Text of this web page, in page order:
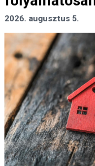
2026. augusztus 5.